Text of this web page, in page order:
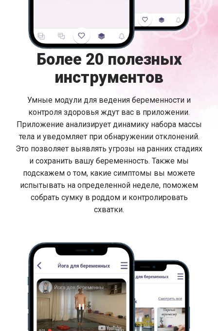
Более 20 полезных
инструментов
Умные модули для ведения беременности и
контроля здоровья ждут вас в приложении.
Приложение анализирует динамику набора массы
тела и уведомляет при обнаружении отклонений.
Это позволяет выявлять угрозы на ранних стадиях
и сохранить вашу беременность. Также мы
подскажем о том, какие симптомы вы можете
испытывать на определенной неделе, поможем
собрать сумку в роддом и контролировать
схватки.